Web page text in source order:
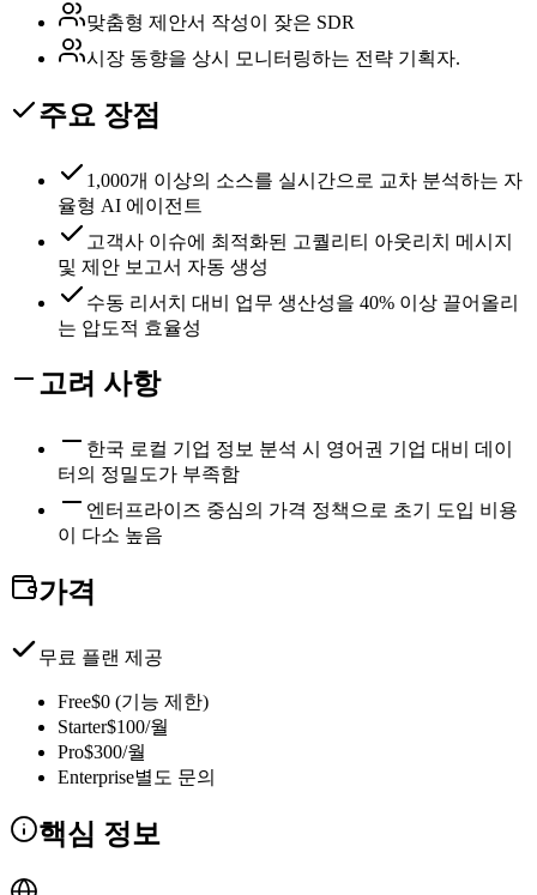
맞춤형 제안서 작성이 잦은 SDR
시장 동향을 상시 모니터링하는 전략 기획자.
주요 장점
1,000개 이상의 소스를 실시간으로 교차 분석하는 자
율형 AI 에이전트
고객사 이슈에 최적화된 고퀄리티 아웃리치 메시지
및 제안 보고서 자동 생성
수동 리서치 대비 업무 생산성을 40% 이상 끌어올리
는 압도적 효율성
고려 사항
한국 로컬 기업 정보 분석 시 영어권 기업 대비 데이
터의 정밀도가 부족함
엔터프라이즈 중심의 가격 정책으로 초기 도입 비용
이 다소 높음
가격
무료 플랜 제공
Free$0 (기능 제한)
Starter$100/월
Pro$300/월
Enterprise별도 문의
핵심 정보